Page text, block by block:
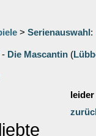
> Serienauswahl :
- Die Mascantin (